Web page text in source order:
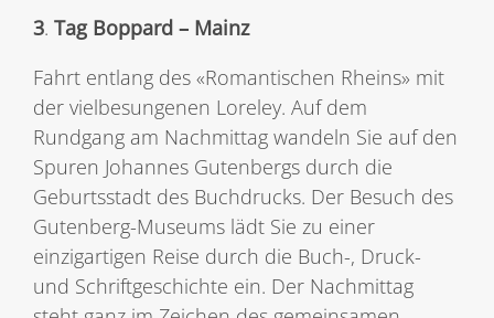
3. Tag Boppard – Mainz
Fahrt entlang des «Romantischen Rheins» mit
der vielbesungenen Loreley. Auf dem
Rundgang am Nachmittag wandeln Sie auf den
Spuren Johannes Gutenbergs durch die
Geburtsstadt des Buchdrucks. Der Besuch des
Gutenberg-Museums lädt Sie zu einer
einzigartigen Reise durch die Buch-, Druck-
und Schriftgeschichte ein. Der Nachmittag